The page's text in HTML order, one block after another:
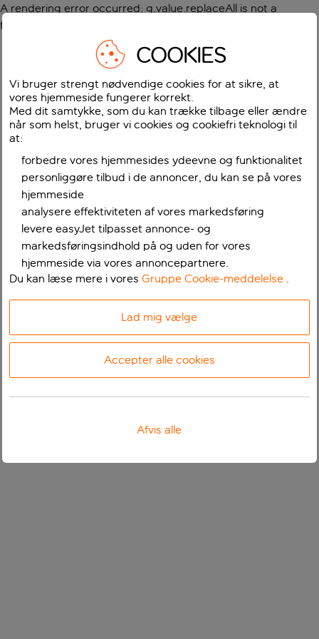
A rendering error occurred: g.value.replaceAll is not a
function
COOKIES
Vi bruger strengt nødvendige cookies for at sikre, at
vores hjemmeside fungerer korrekt.
Med dit samtykke, som du kan trække tilbage eller ændre
når som helst, bruger vi cookies og cookiefri teknologi til
at:
forbedre vores hjemmesides ydeevne og funktionalitet
personliggøre tilbud i de annoncer, du kan se på vores
hjemmeside
analysere effektiviteten af vores markedsføring
levere easyJet tilpasset annonce- og
markedsføringsindhold på og uden for vores
hjemmeside via vores annoncepartnere.
Du kan læse mere i voresGruppe Cookie-meddelelse .
Lad mig vælge
Accepter alle cookies
Afvis alle